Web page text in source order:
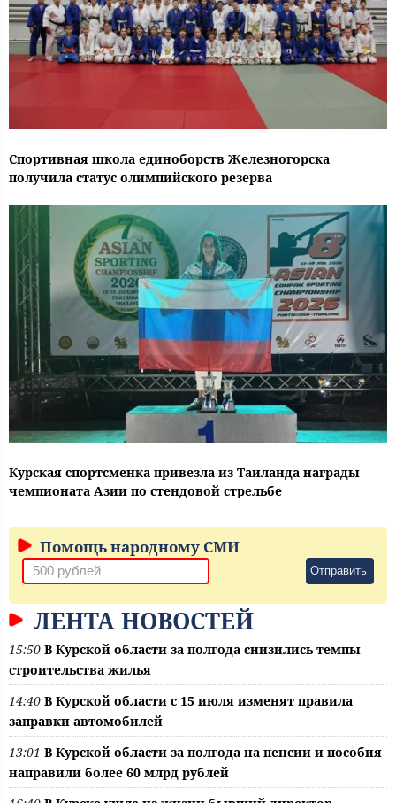
Спортивная школа единоборств Железногорска
получила статус олимпийского резерва
Курская спортсменка привезла из Таиланда награды
чемпионата Азии по стендовой стрельбе
Помощь народному СМИ
Отправить
ЛЕНТА НОВОСТЕЙ
15:50 В Курской области за полгода снизились темпы
строительства жилья
14:40 В Курской области с 15 июля изменят правила
заправки автомобилей
13:01 В Курской области за полгода на пенсии и пособия
направили более 60 млрд рублей